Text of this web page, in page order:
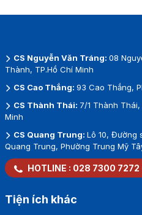
CS Nguyễn Văn Tráng: 08
Thành, TP.Hồ Chí Minh
CS Cao Thắng: 93 Cao Thắng,
CS Thành Thái: 7/1 Thành
Minh
CS Quang Trung: Lô 10, Đường
Quang Trung, Phường Trung Mỹ
HOTLINE : 028 7300 7272
Tiện ích khác